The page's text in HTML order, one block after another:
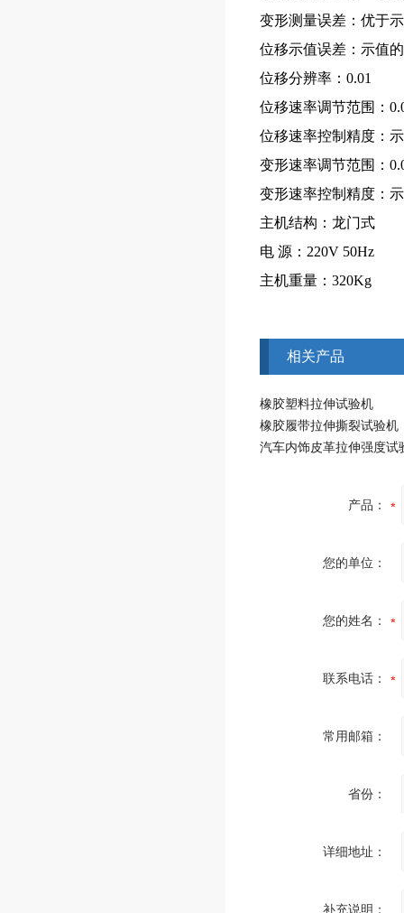
变形测量误差：优于
位移示值误差：示值
位移分辨率：0.01
位移速率调节范围：
位移速率控制精度：
变形速率调节范围：
变形速率控制精度：
主机结构：龙门式
电 源：220V 50Hz
主机重量：320Kg
相关产品
橡胶塑料拉伸试验机
橡胶履带拉伸撕裂试验机
汽车内饰皮革拉伸强度试
产品：
您的单位：
您的姓名：
联系电话：
常用邮箱：
省份：
详细地址：
补充说明：